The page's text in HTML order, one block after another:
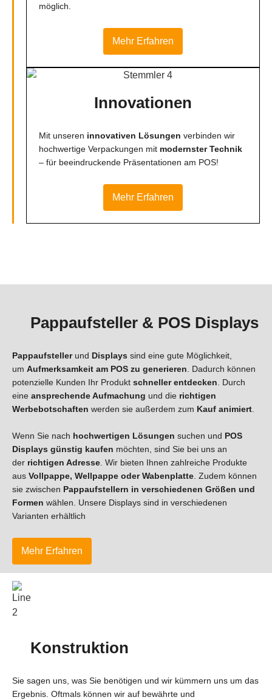
möglich.
Mehr Erfahren
Innovationen
Mit unseren innovativen Lösungen verbinden wir
hochwertige Verpackungen mit modernster Technik
– für beeindruckende Präsentationen am POS!
Mehr Erfahren
Pappaufsteller & POS Displays
Pappaufstellerund Displays sind eine gute Möglichkeit,
um Aufmerksamkeit am POS zu generieren. Dadurch können
potenzielle Kunden Ihr Produkt schneller entdecken. Durch
eine ansprechende Aufmachung und die richtigen
Werbebotschaften werden sie außerdem zum Kauf animiert.
Wenn Sie nach hochwertigen Lösungen suchen und POS
Displays günstig kaufen möchten, sind Sie bei uns an
der richtigen Adresse. Wir bieten Ihnen zahlreiche Produkte
aus Vollpappe, Wellpappe oder Wabenplatte. Zudem können
sie zwischen Pappaufstellern in verschiedenen Größen und
Formen wählen. Unsere Displays sind in verschiedenen
Varianten erhältlich
Mehr Erfahren
Konstruktion
Sie sagen uns, was Sie benötigen und wir kümmern uns um das
Ergebnis. Oftmals können wir auf bewährte und